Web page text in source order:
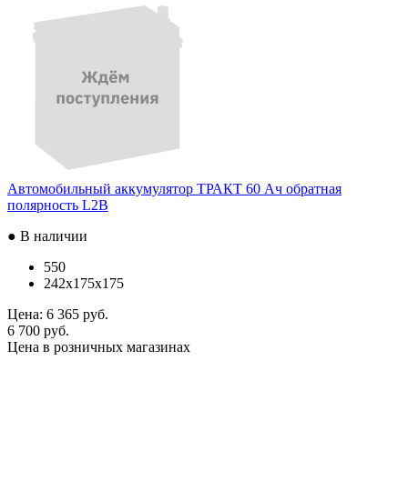
Автомобильный аккумулятор ТРАКТ 60 Ач обратная
полярность L2B
● В наличии
550
242x175x175
Цена: 6 365 руб.
6 700 руб.
Цена в розничных магазинах